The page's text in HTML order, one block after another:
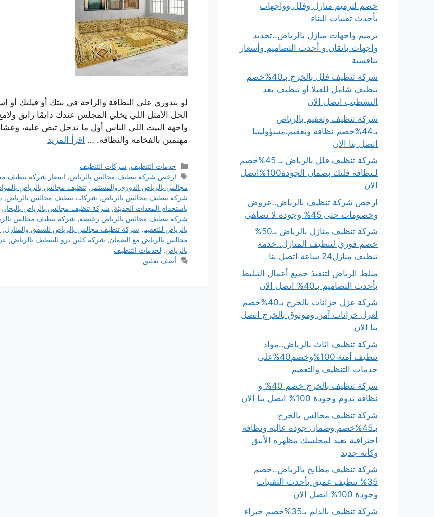
لو بتدوري على النظافة والراحة في بيتك أو فيلتك
الحل الأمثل اللي يخلي المجلس عندك دايمًا رايق
واجهة البيت اللي الناس أول ما تدخل تبص عليه،
مهتمين بالفخامة والنظافة. … اقرأ المزيد
التصنيفات
خدمات التنظيف, شركات التنظيف
الوسوم
ارخص شركة تنظيف مجالس بالرياض, اسعار شركة تنظيف
مجالس بالرياض الدوري والمستمر , تنظيف مجالس بالرياض بالمواد
شركة تنظيف مجالس بالرياض, شركات تنظيف مجالس بالرياض,
باستخدام المعدات الحديثة, شركة تنظيف مجالس بالرياض بالبخار ,
شركة تنظيف مجالس بالرياض رخيصة, شركة تنظيف مجالس
بالرياض للتعقيم, شركة تنظيف مجالس بالرياض للشقق والمنازل,
مجالس بالرياض مع الضمان, شركة كلين برو للتنظيف بالرياض,
بالرياض, لخدمات التنظيف
أضف تعليق
خصم لترميم منازل وفلل وواجهات
بأحدث تقنيات البناء
ترميم واجهات منازل بالرياض..تجديد
واجهات باتقان و أحدث التصاميم وأسعار
تنافسية
شركة تنظيف فلل بالخرج بـ40%خصم
تنظيف شامل للفيلا أو تنظيف بعد
التشطيب اتصل الان
شركة تنظيف وتعقيم بالرياض
بـ44%خصم نظافة وتعقيم،مسؤوليتنا
اتصل بنا الان
شركة تنظيف فلل بالرياض بـ 45%خصم
لـنظافة فلتك بضمان الجودة100%اتصل
الان
ارخص شركة تنظيف بالرياض..عروض
وخصومات حتى 45% وجودة لا تضاهى
شركة تنظيف منازل بالرياض بـ50%
خصم فوري لتنظيف المنازل..خدمة
تنظيف منازل24 ساعة اتصل بنا
مبلط الرياض لتنفيذ جميع أعمال التبليط
بأحدث التصاميم بـ40% اتصل الان
شركة عزل خزانات بالخرج بـ40%خصم
لعزل خزانات آمن وموثوق بالخرج اتصل
بنا الان
شركة تنظيف اثاث بالرياض..مواد
تنظيف آمنة 100%وخصم40%على
خدمات التنظيف والتعقيم
شركة تنظيف بالخرج خصم 40% و
نظافة تدوم وجودة 100% اتصل بنا الان
شركة تنظيف مجالس بالخرج
بـ45%خصم وضمان جودة عالية ونظافة
احترافية تعيد لمجلسك مظهره الأنيق
وكأنه جديد
شركة تنظيف مطابخ بالرياض..خصم
35% تنظيف عميق بأحدث التقنيات
وجودة 100% اتصل الان
شركة تنظيف بالدلم بـ35%خصم خبراء